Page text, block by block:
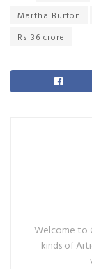
Martha Burton
Rs 36 crore
Welcome to
kinds of